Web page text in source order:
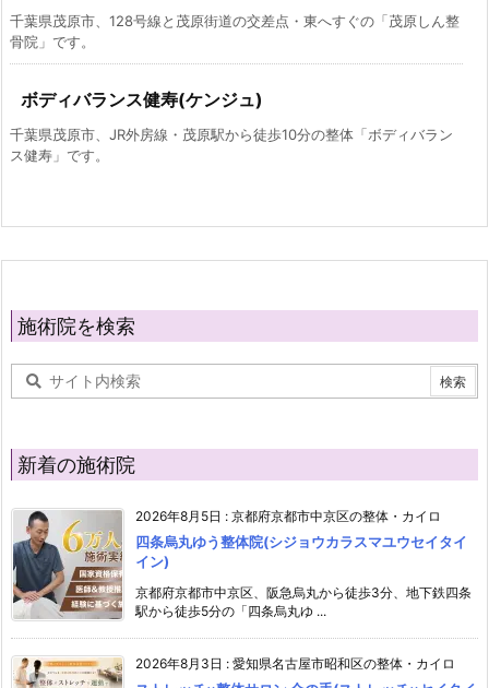
千葉県茂原市、128号線と茂原街道の交差点・東へすぐの「茂原しん整
骨院」です。
ボディバランス健寿(ケンジュ)
千葉県茂原市、JR外房線・茂原駅から徒歩10分の整体「ボディバラン
ス健寿」です。
施術院を検索
新着の施術院
2026年8月5日 : 京都府京都市中京区の整体・カイロ
四条烏丸ゆう整体院(シジョウカラスマユウセイタイ
イン)
京都府京都市中京区、阪急烏丸から徒歩3分、地下鉄四条
駅から徒歩5分の「四条烏丸ゆ ...
2026年8月3日 : 愛知県名古屋市昭和区の整体・カイロ